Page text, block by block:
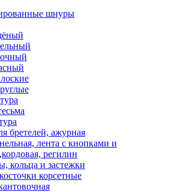
шнуры
бретелей, ажурная
лента с кнопками и
регилин
кольца и застежки
корсетные